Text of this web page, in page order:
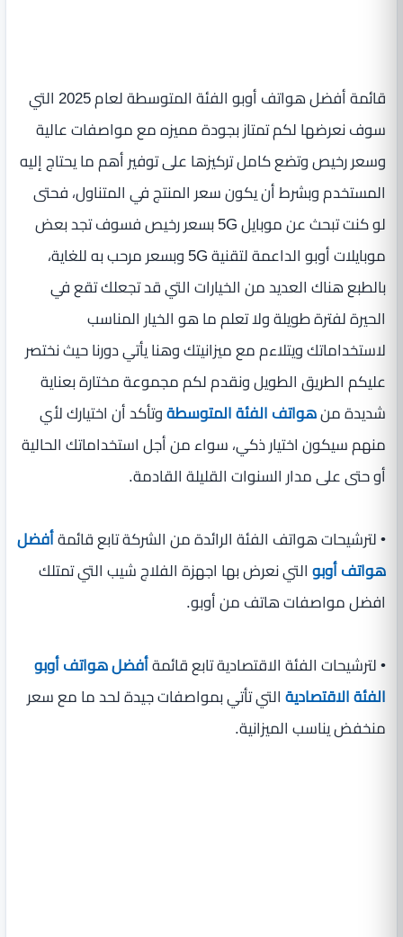
قائمة أفضل هواتف أوبو الفئة المتوسطة لعام 2025 التي
سوف نعرضها لكم تمتاز بجودة مميزه مع مواصفات عالية
وسعر رخيص وتضع كامل تركيزها على توفير أهم ما يحتاج إليه
المستخدم وبشرط أن يكون سعر المنتج في المتناول، فحتى
لو كنت تبحث عن موبايل 5G بسعر رخيص فسوف تجد بعض
موبايلات أوبو الداعمة لتقنية 5G وبسعر مرحب به للغاية،
بالطبع هناك العديد من الخيارات التي قد تجعلك تقع في
الحيرة لفترة طويلة ولا تعلم ما هو الخيار المناسب
لاستخداماتك ويتلاءم مع ميزانيتك وهنا يأتي دورنا حيث نختصر
عليكم الطريق الطويل ونقدم لكم مجموعة مختارة بعناية
شديدة منهواتف الفئة المتوسطةوتأكد أن اختيارك لأي
منهم سيكون اختيار ذكي، سواء من أجل استخداماتك الحالية
أو حتى على مدار السنوات القليلة القادمة.
• لترشيحات هواتف الفئة الرائدة من الشركة تابع قائمةأفضل
هواتف أوبوالتي نعرض بها اجهزة الفلاج شيب التي تمتلك
افضل مواصفات هاتف من أوبو.
• لترشيحات الفئة الاقتصادية تابع قائمةأفضل هواتف أوبو
الفئة الاقتصاديةالتي تأتي بمواصفات جيدة لحد ما مع سعر
منخفض يناسب الميزانية.